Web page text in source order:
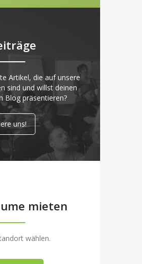
Artikel, die auf unsere
sind und willst deinen
Blog präsentieren?
uns!
mieten
wählen.